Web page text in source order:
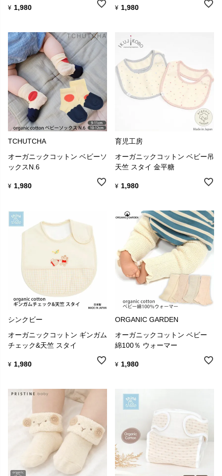
¥ 1,980 ¥ 1,980
TCHUTCHA
オーガニックコットン ベビーソ
ックスN.6
¥ 1,980
育児工房
オーガニックコットン ベビー吊
天竺 スタイ 金平糖
¥ 1,980
シンクビー
オーガニックコットン ギンガム
チェック&天竺 スタイ
¥ 1,980
ORGANIC GARDEN
オーガニックコットン ベビー
綿100％ ウォーマー
¥ 1,980